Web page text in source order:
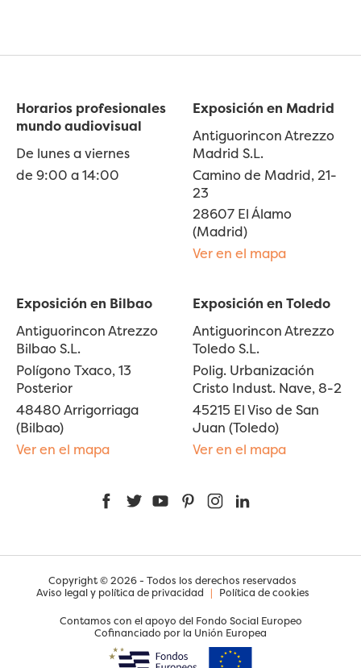
Horarios profesionales
mundo audiovisual
De lunes a viernes
de 9:00 a 14:00
Exposición en Madrid
Antiguorincon Atrezzo
Madrid S.L.
Camino de Madrid, 21-
23
28607 El Álamo
(Madrid)
Ver en el mapa
Exposición en Bilbao
Antiguorincon Atrezzo
Bilbao S.L.
Polígono Txaco, 13
Posterior
48480 Arrigorriaga
(Bilbao)
Ver en el mapa
Exposición en Toledo
Antiguorincon Atrezzo
Toledo S.L.
Polig. Urbanización
Cristo Indust. Nave, 8-2
45215 El Viso de San
Juan (Toledo)
Ver en el mapa
FacebookTwitterYouTubePinterestInstagram
Copyright © 2026 - Todos los derechos reservados
Aviso legal y política de privacidad | Política de cookies
Contamos con el apoyo del Fondo Social Europeo
Cofinanciado por la Unión Europea